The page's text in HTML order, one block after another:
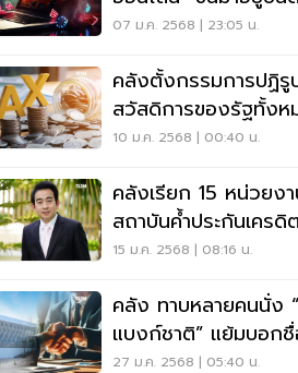
07 ม.ค. 2568 | 23:05 น.
คลังตั้งกรรมการปฏิรู
สวัสดิการของรัฐทั้งห
10 ม.ค. 2568 | 00:40 น.
คลังเรียก 15 หน่วยง
สถาบันค้ำประกันเคร
15 ม.ค. 2568 | 08:16 น.
คลัง ทาบหลายคนนั่ง
แบงก์ชาติ” แย้มบอก
27 ม.ค. 2568 | 05:40 น.